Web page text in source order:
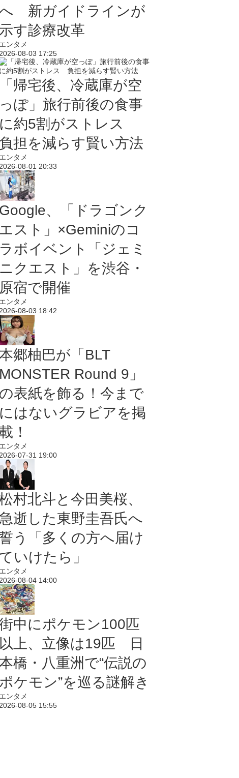
新ガイドラインが
示す診療改革
エンタメ
2026-08-03 17:25
「帰宅後、冷蔵庫が空
っぽ」旅行前後の食事
に約5割がストレス
負担を減らす賢い方法
エンタメ
2026-08-01 20:33
Google、「ドラゴンク
エスト」×Geminiのコ
ラボイベント「ジェミ
ニクエスト」を渋谷・
原宿で開催
エンタメ
2026-08-03 18:42
郷柚巴が「BLT
MONSTER Round 9」
の表紙を飾る！今まで
にはないグラビアを掲
！
エンタメ
2026-07-31 19:00
村北斗と今田美桜、
急逝した東野圭吾氏へ
う「多くの方へ届け
ていけたら」
エンタメ
2026-08-04 14:00
中にポケモン100匹
以上、立像は19匹 日
橋・八重洲で“伝説の
ポケモン”を巡る謎解き
エンタメ
2026-08-05 15:55